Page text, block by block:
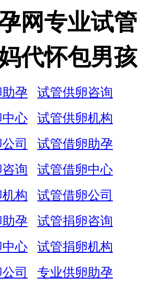
网专业试管
代怀包男孩
孕
试管供卵咨询
心
试管供卵机构
司
试管借卵助孕
询
试管借卵中心
构
试管借卵公司
孕
试管捐卵咨询
心
试管捐卵机构
司
专业供卵助孕